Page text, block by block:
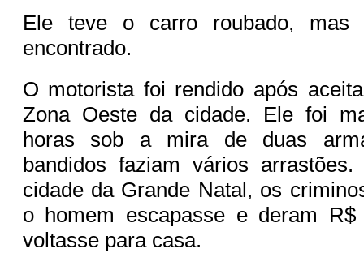
Ele teve o carro roubado,
encontrado.
O motorista foi rendido após
Zona Oeste da cidade. Ele foi
horas sob a mira de duas
bandidos faziam vários
cidade da Grande Natal, os
o homem escapasse e deram
voltasse para casa.